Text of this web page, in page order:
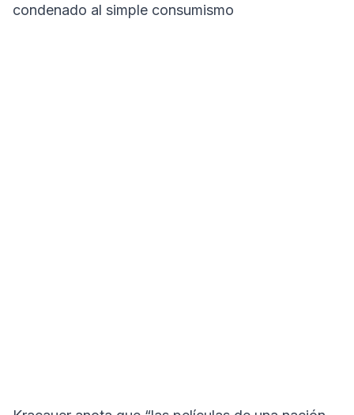
condenado al simple consumismo